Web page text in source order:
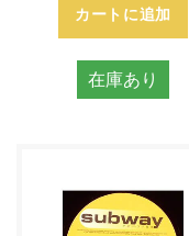
カートに追加
在庫あり